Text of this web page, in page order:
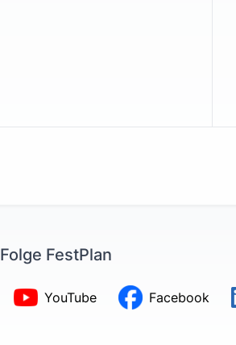
Folge FestPlan
YouTube Facebook